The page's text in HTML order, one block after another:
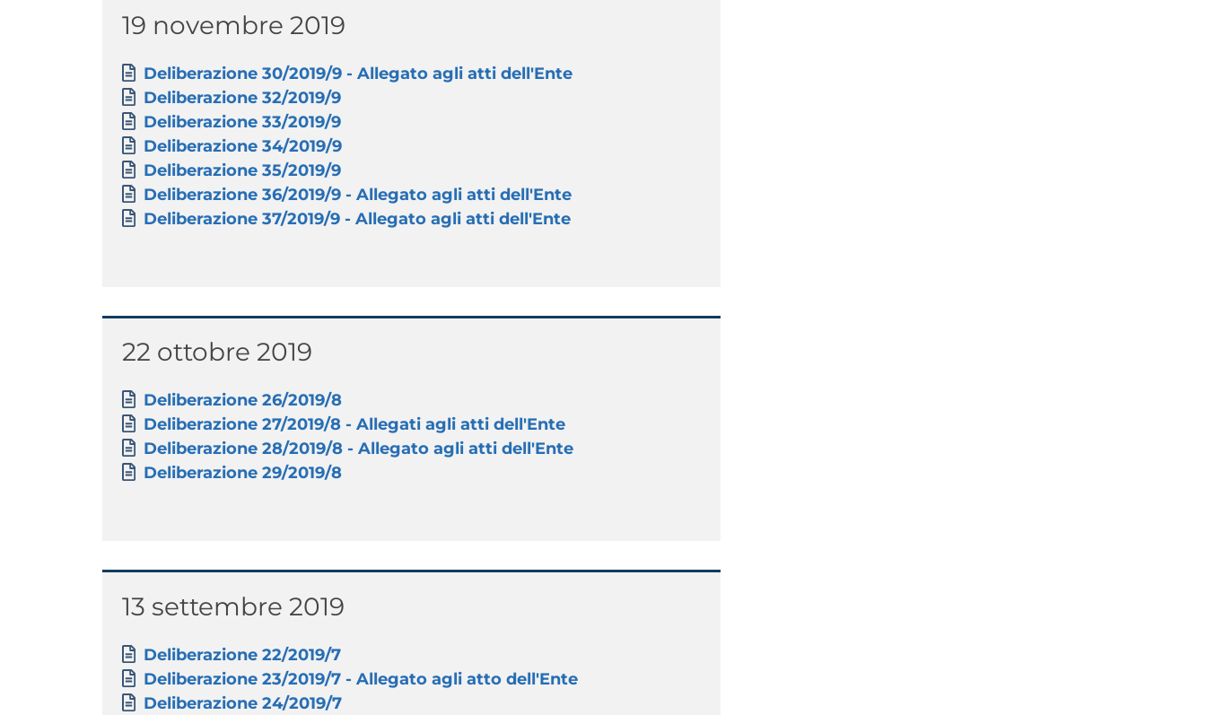
Titolo
19 novembre 2019
Paragrafo
Allegati
Documento
Deliberazione 30/2019/9 - Allegato agli atti dell'Ente
Documento
Deliberazione 32/2019/9
Documento
Deliberazione 33/2019/9
Documento
Deliberazione 34/2019/9
Documento
Deliberazione 35/2019/9
Documento
Deliberazione 36/2019/9 - Allegato agli atti dell'Ente
Documento
Deliberazione 37/2019/9 - Allegato agli atti dell'Ente
Titolo
22 ottobre 2019
Paragrafo
Allegati
Documento
Deliberazione 26/2019/8
Documento
Deliberazione 27/2019/8 - Allegati agli atti dell'Ente
Documento
Deliberazione 28/2019/8 - Allegato agli atti dell'Ente
Documento
Deliberazione 29/2019/8
Titolo
13 settembre 2019
Paragrafo
Allegati
Documento
Deliberazione 22/2019/7
Documento
Deliberazione 23/2019/7 - Allegato agli atto dell'Ente
Documento
Deliberazione 24/2019/7